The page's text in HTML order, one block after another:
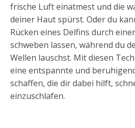
frische Luft einatmest und die
deiner Haut spürst. Oder du
Rücken eines Delfins durch
schweben lassen, während du
Wellen lauschst. Mit diesen
eine entspannte und
schaffen, die dir dabei hilft,
einzuschlafen.